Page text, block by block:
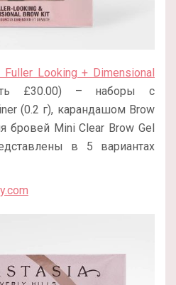
Fuller Looking + Dimensional
£30.00) – наборы с
(0.2 г), карандашом Brow
бровей Mini Clear Brow Gel
в 5 вариантах